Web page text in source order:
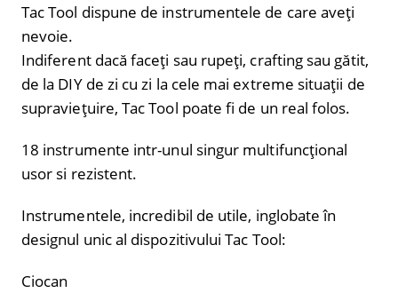
Tac Tool dispune de instrumentele de care aveți
nevoie.
Indiferent dacă faceți sau rupeți, crafting sau gătit,
de la DIY de zi cu zi la cele mai extreme situații de
supraviețuire, Tac Tool poate fi de un real folos.
18 instrumente intr-unul singur multifuncțional
usor si rezistent.
Instrumentele, incredibil de utile, inglobate în
designul unic al dispozitivului Tac Tool:
Ciocan